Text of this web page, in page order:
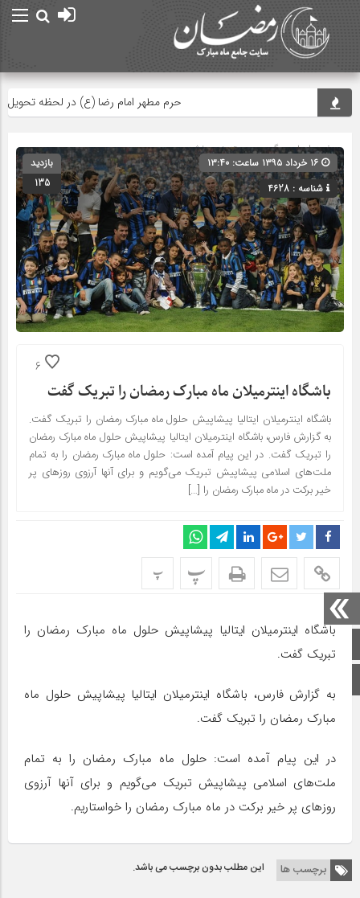
صفحه اصلی
حرم مطهر امام رضا (ع) در لحظه تحویل
صفحه اصلی» گروه » دسته‌بندی نشده
شناسه : 4628
بازدید
135
6
باشگاه اینترمیلان ماه مبارک رمضان را تبریک گفت
باشگاه اینترمیلان ایتالیا پیشاپیش حلول ماه مبارک رمضان را تبریک گفت.
به گزارش فارس، باشگاه اینترمیلان ایتالیا پیشاپیش حلول ماه مبارک رمضان
را تبریک گفت. در این پیام آمده‌ است: حلول ماه مبارک رمضان را به تمام
ملت‌های اسلامی پیشاپیش تبریک می‌گویم و برای آنها آرزوی روزهای پر
خیر برکت در ماه مبارک رمضان را […]
پ پ
باشگاه اینترمیلان ایتالیا پیشاپیش حلول ماه مبارک رمضان را
تبریک گفت.
به گزارش فارس، باشگاه اینترمیلان ایتالیا پیشاپیش حلول ماه
مبارک رمضان را تبریک گفت.
در این پیام آمده‌ است: حلول ماه مبارک رمضان را به تمام
ملت‌های اسلامی پیشاپیش تبریک می‌گویم و برای آنها آرزوی
روزهای پر خیر برکت در ماه مبارک رمضان را خواستاریم.
برچسب ها این مطلب بدون برچسب می باشد.